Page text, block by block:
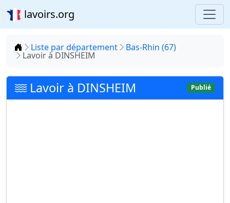
lavoirs.org
Accueil
Liste par département Bas-Rhin (67)
Lavoir à DINSHEIM
Lavoir à DINSHEIM Publié